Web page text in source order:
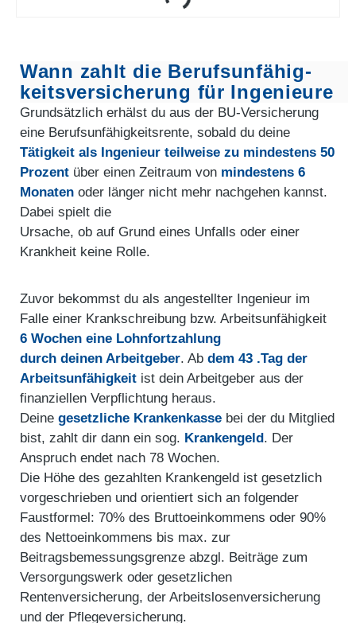
Wann zahlt die Berufs­unfähig­
keitsversicherung für Ingenieure
Grundsätzlich erhälst du aus der BU-Versicherung
eine Berufs­unfähig­keitsrente, sobald du deine
Tätigkeit als Ingenieur teilweise zu mindestens 50
Prozent über einen Zeitraum von mindestens 6
Monaten oder länger nicht mehr nachgehen kannst.
Dabei spielt die
Ursache, ob auf Grund eines Unfalls oder einer
Krankheit keine Rolle.
Zuvor bekommst du als angestellter Ingenieur im
Falle einer Krankschreibung bzw. Arbeitsunfähigkeit
6 Wochen eine Lohnfortzahlung
durch deinen Arbeitgeber. Ab dem 43 .Tag der
Arbeitsunfähigkeit ist dein Arbeitgeber aus der
finanziellen Verpflichtung heraus.
Deine gesetzliche Krankenkasse bei der du Mitglied
bist, zahlt dir dann ein sog. Krankengeld . Der
Anspruch endet nach 78 Wochen.
Die Höhe des gezahlten Krankengeld ist gesetzlich
vorgeschrieben und orientiert sich an folgender
Faustformel: 70% des Bruttoeinkommens oder 90%
des Nettoeinkommens bis max. zur
Beitragsbemessungsgrenze abzgl. Beiträge zum
Versorgungswerk oder gesetzlichen
Rentenversicherung, der Arbeitslosenversicherung
und der Pflegeversicherung.